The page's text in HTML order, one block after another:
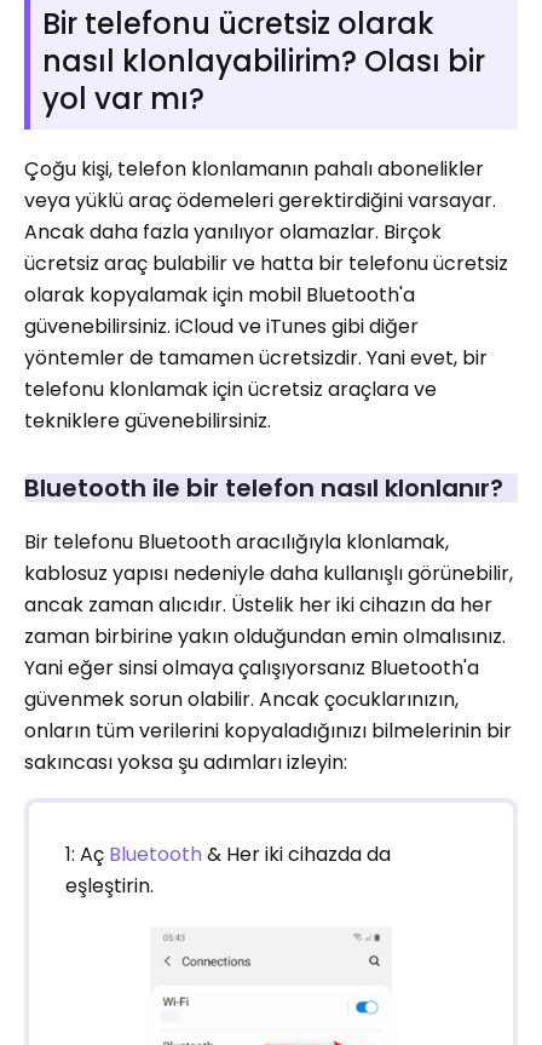
Bir telefonu ücretsiz olarak
nasıl klonlayabilirim? Olası bir
yol var mı?
Çoğu kişi, telefon klonlamanın pahalı abonelikler
veya yüklü araç ödemeleri gerektirdiğini varsayar.
Ancak daha fazla yanılıyor olamazlar. Birçok
ücretsiz araç bulabilir ve hatta bir telefonu ücretsiz
olarak kopyalamak için mobil Bluetooth'a
güvenebilirsiniz. iCloud ve iTunes gibi diğer
yöntemler de tamamen ücretsizdir. Yani evet, bir
telefonu klonlamak için ücretsiz araçlara ve
tekniklere güvenebilirsiniz.
Bluetooth ile bir telefon nasıl klonlanır?
Bir telefonu Bluetooth aracılığıyla klonlamak,
kablosuz yapısı nedeniyle daha kullanışlı görünebilir,
ancak zaman alıcıdır. Üstelik her iki cihazın da her
zaman birbirine yakın olduğundan emin olmalısınız.
Yani eğer sinsi olmaya çalışıyorsanız Bluetooth'a
güvenmek sorun olabilir. Ancak çocuklarınızın,
onların tüm verilerini kopyaladığınızı bilmelerinin bir
sakıncası yoksa şu adımları izleyin:
1: Aç Bluetooth & Her iki cihazda da
eşleştirin.